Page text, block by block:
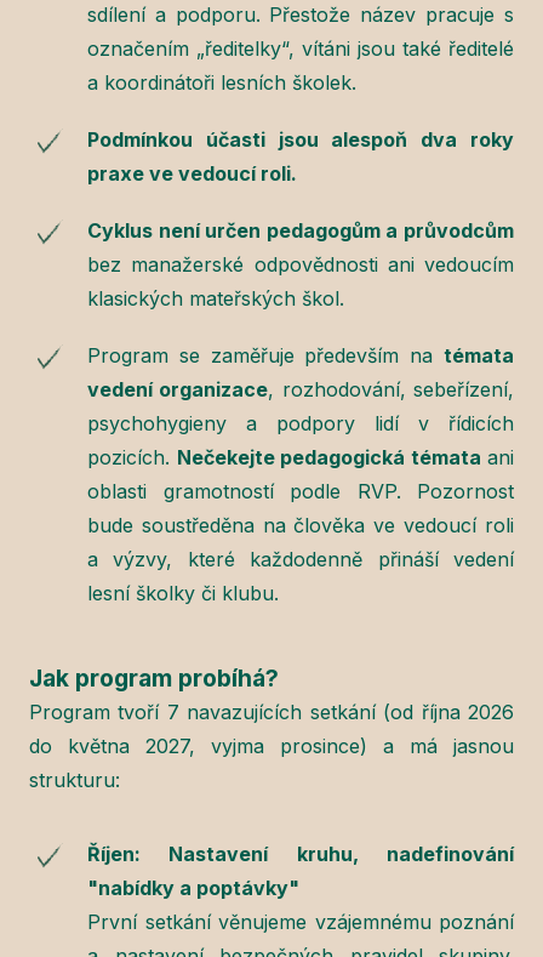
sdílení a podporu. Přestože název pracuje s
označením „ředitelky“, vítáni jsou také ředitelé
a koordinátoři lesních školek.
Podmínkou účasti jsou alespoň dva roky
praxe ve vedoucí roli.
Cyklus není určen pedagogům a průvodcům
bez manažerské odpovědnosti ani vedoucím
klasických mateřských škol.
Program se zaměřuje především na témata
vedení organizace, rozhodování, sebeřízení,
psychohygieny a podpory lidí v řídicích
pozicích. Nečekejte pedagogická témata ani
oblasti gramotností podle RVP. Pozornost
bude soustředěna na člověka ve vedoucí roli
a výzvy, které každodenně přináší vedení
lesní školky či klubu.
Jak program probíhá?
Program tvoří 7 navazujících setkání (od října 2026
do května 2027, vyjma prosince) a má jasnou
strukturu:
Říjen: Nastavení kruhu, nadefinování
"nabídky a poptávky"
První setkání věnujeme vzájemnému poznání